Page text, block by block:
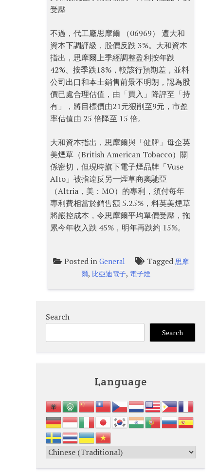
受壓
不過，代工廠思摩爾 （06969） 遭大和
資本下調評級，股價反跌 3%。大和資本
指出，思摩爾上季經調整盈利按年跌
42%、按季跌18%，較該行預期差，並料
公司出口和本土銷售前景不明朗，認為股
價已處合理估值，由「買入」降評至「持
有」，將目標價由21元狠削至9元，市盈
率估值由 25 倍降至 15 倍。
大和資本指出，思摩爾與「健牌」母企英
美煙草（British American Tobacco）關
係密切，但現時旗下電子煙品牌「Vuse
Alto」被指違反另一煙草商奧馳亞
（Altria，美：MO）的專利，須付每年
專利費相當於銷售額 5.25%，料英美煙草
將嚴控成本，令思摩爾平均單價受壓，拖
累今年收入跌 45%，明年再跌約 15%。
Posted in General Tagged 思摩
爾, 比亞迪電子, 電子煙
Search
Search
Language